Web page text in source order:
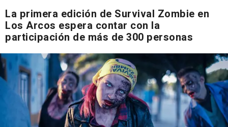
La primera edición de Survival Zombie en
Los Arcos espera contar con la
participación de más de 300 personas